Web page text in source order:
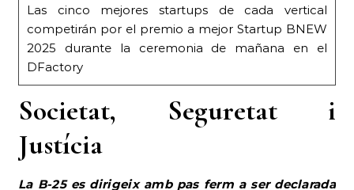
La B-25 es dirigeix amb pas ferm a ser declarada
Patrimoni de la Humanitat Immaterial per la seva
durada infinita, convertint la C-32 en un circuit
d’aventura matinal amb retencions i
accidents.Mentre la policía blinda els polígons
per protegir les inversions
1
, el drama social més
punyent és la manca de transport per als joves
amb problemes de salut mental (notícia recollida